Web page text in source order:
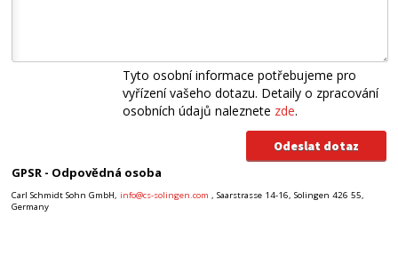
Tyto osobní informace potřebujeme pro
vyřízení vašeho dotazu. Detaily o zpracování
osobních údajů naleznete zde.
GPSR - Odpovědná osoba
Carl Schmidt Sohn GmbH, info@cs-solingen.com, Saarstrasse 14-16, Solingen 426 55,
Germany